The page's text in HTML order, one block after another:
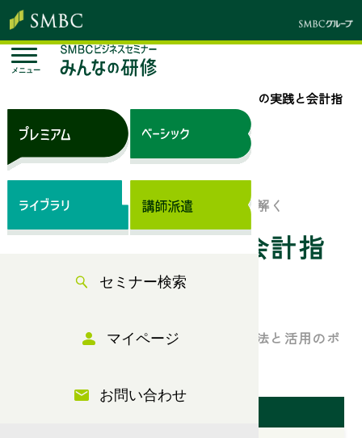
メニュー
セミナー検索
マイページ
お問い合わせ
財務分析の実践と会計指
来場セミナー
「会計」を活用して経営・事業を読み解く
財務分析の実践と会計指
標の活用法
～演習と実例で習得する主要な分析方法と活用のポ
開催日（東京会場）